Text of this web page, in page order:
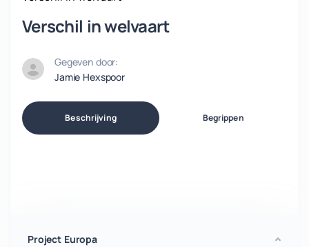
Verschil in welvaart
Gegeven door:
Jamie Hexspoor
Beschrijving Begrippen
Project Europa